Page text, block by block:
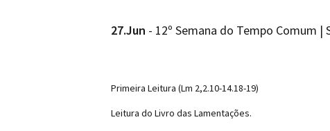
27.Jun - 12º Semana do Tempo Comum |
Primeira Leitura (Lm 2,2.10-14.18-19)
Leitura do Livro das Lamentações.